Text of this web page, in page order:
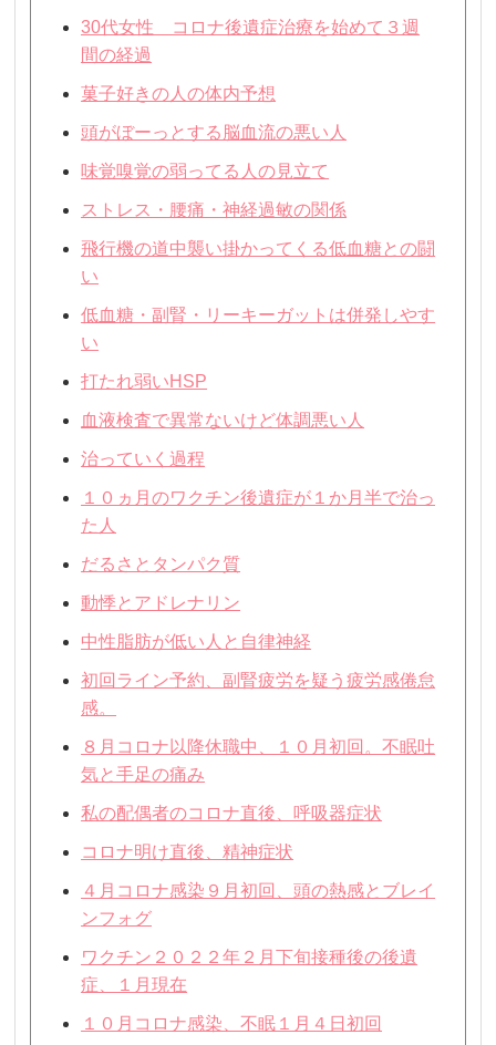
30代女性 コロナ後遺症治療を始めて３週
間の経過
菓子好きの人の体内予想
頭がぼーっとする脳血流の悪い人
味覚嗅覚の弱ってる人の見立て
ストレス・腰痛・神経過敏の関係
飛行機の道中襲い掛かってくる低血糖との闘
い
低血糖・副腎・リーキーガットは併発しやす
い
打たれ弱いHSP
血液検査で異常ないけど体調悪い人
治っていく過程
１０ヵ月のワクチン後遺症が１か月半で治っ
た人
だるさとタンパク質
動悸とアドレナリン
中性脂肪が低い人と自律神経
初回ライン予約、副腎疲労を疑う疲労感倦怠
感。
８月コロナ以降休職中、１０月初回。不眠吐
気と手足の痛み
私の配偶者のコロナ直後、呼吸器症状
コロナ明け直後、精神症状
４月コロナ感染９月初回、頭の熱感とブレイ
ンフォグ
ワクチン２０２２年２月下旬接種後の後遺
症、１月現在
１０月コロナ感染、不眠１月４日初回